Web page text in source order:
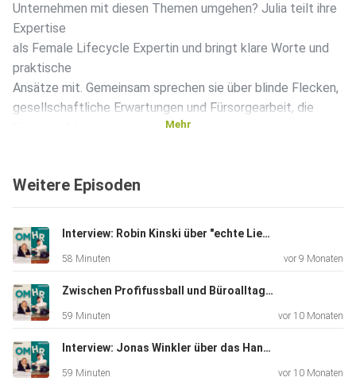
Unternehmen mit diesen Themen umgehen? Julia teilt ihre
Expertise
als Female Lifecycle Expertin und bringt klare Worte und
praktische
Ansätze mit. Gemeinsam sprechen sie über blinde Flecken,
gesellschaftliche Erwartungen und Fürsorgearbeit, die
nicht als Buzzword, sondern als Kulturwandel verstehen
Besuch uns auf LinkedIn: Hier geht’s zu Marvin Behrens und
Carolin
Beier. Noch nicht genug? Gut so! Auf unserem Blog hast du
noch jede
Menge Lesestoff. Du kannst dich auch gerne für unseren
anmelden. Und wenn du einen Job suchst, dann sind wir
auch für dich
Mehr
Weitere Episoden
Interview: Robin Kinski über "echte Liebe" zum Job – Employer Branding beim BVB
58 Minuten vor 9 Monaten
Zwischen Profifussball und Büroalltag: Der BVB als Arbeitgeber – mit Robin Kinski
59 Minuten vor 10 Monaten
Interview: Jonas Winkler über das Handwerk: Ist Bau gleich rau?
59 Minuten vor 10 Monaten